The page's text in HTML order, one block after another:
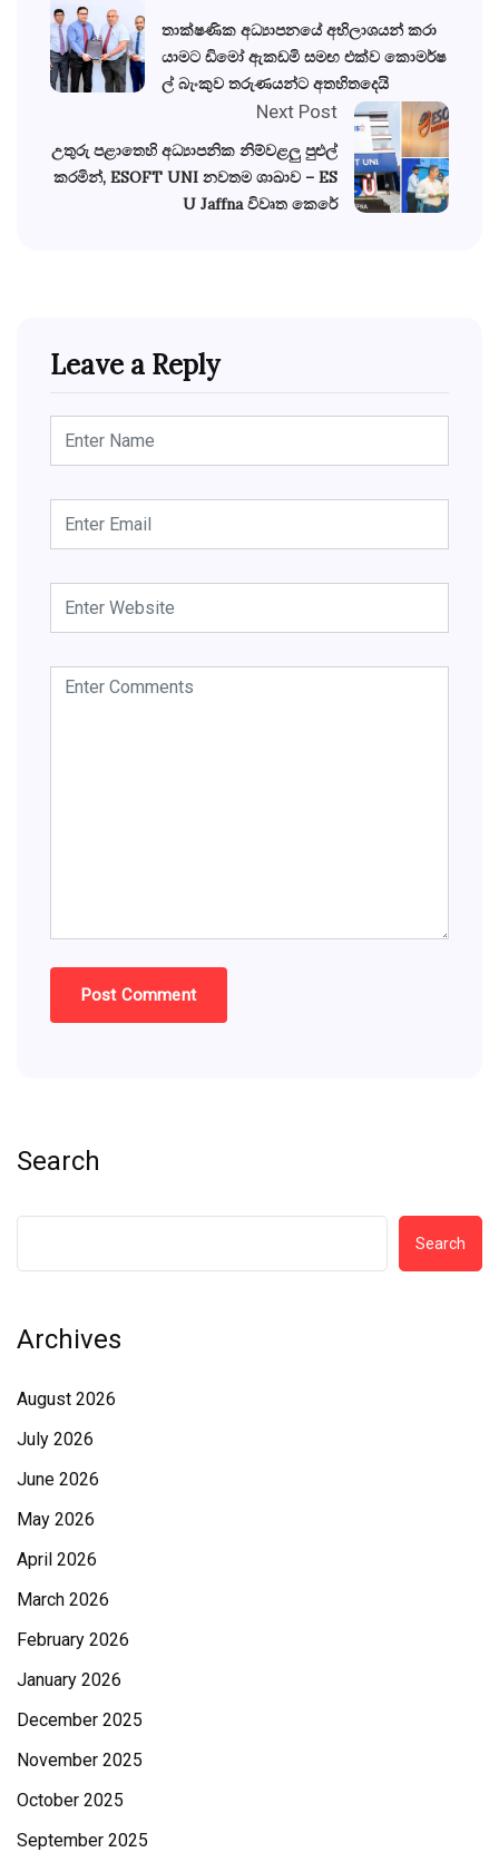
තාක්ෂණික අධ්‍යාපනයේ අභිලාශයන් කරා
යාමට ඩිමෝ ඇකඩමි සමඟ එක්ව කොමර්ෂ
ල් බැංකුව තරුණයන්ට අතහිතදෙයි
Next Post
උතුරු පළාතෙහි අධ්‍යාපනික නිම්වළලු පුළුල්
කරමින්, ESOFT UNI නවතම ශාඛාව – ES
U Jaffna විවෘත කෙරේ
Leave a Reply
Search
Search
Archives
August 2026
July 2026
June 2026
May 2026
April 2026
March 2026
February 2026
January 2026
December 2025
November 2025
October 2025
September 2025